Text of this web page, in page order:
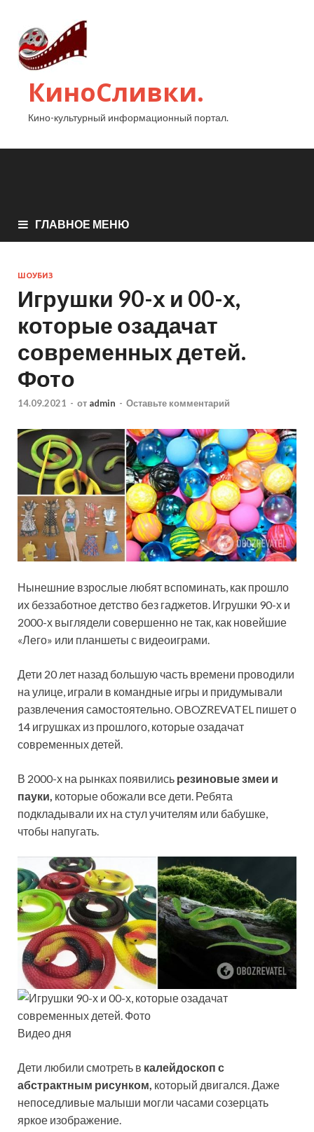
КиноСливки.
Кино-культурный информационный портал.
ГЛАВНОЕ МЕНЮ
ШОУБИЗ
Игрушки 90-х и 00-х,
которые озадачат
современных детей.
Фото
14.09.2021 - от admin - Оставьте комментарий
Нынешние взрослые любят вспоминать, как прошло
их беззаботное детство без гаджетов. Игрушки 90-х и
2000-х выглядели совершенно не так, как новейшие
«Лего» или планшеты с видеоиграми.
Дети 20 лет назад большую часть времени проводили
на улице, играли в командные игры и придумывали
развлечения самостоятельно. OBOZREVATEL пишет о
14 игрушках из прошлого, которые озадачат
современных детей.
В 2000-х на рынках появились резиновые змеи и
пауки, которые обожали все дети. Ребята
подкладывали их на стул учителям или бабушке,
чтобы напугать.
Видео дня
Дети любили смотреть в калейдоскоп с
абстрактным рисунком, который двигался. Даже
непоседливые малыши могли часами созерцать
яркое изображение.